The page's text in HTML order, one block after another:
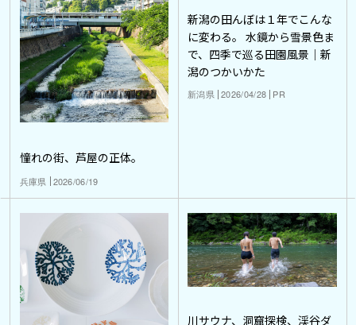
憧れの街、芦屋の正体。
兵庫県 2026/06/19
新潟の田んぼは１年でこんな
に変わる。 水鏡から雪景色ま
で、四季で巡る田園風景｜新
潟のつかいかた
新潟県 2026/04/28 PR
川サウナ、洞窟探検、渓谷ダ